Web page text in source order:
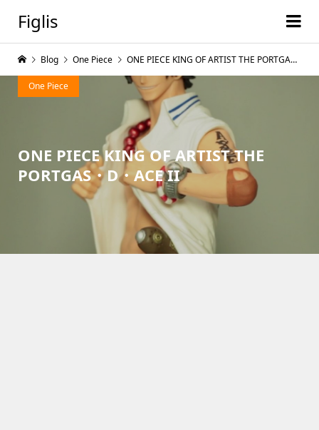
Figlis
ONE PIECE KING OF ARTIST THE
PORTGAS・D・ACE II
One Piece
Blog One Piece ONE PIECE KING OF ARTIST THE PORTGAS・D・ACE II